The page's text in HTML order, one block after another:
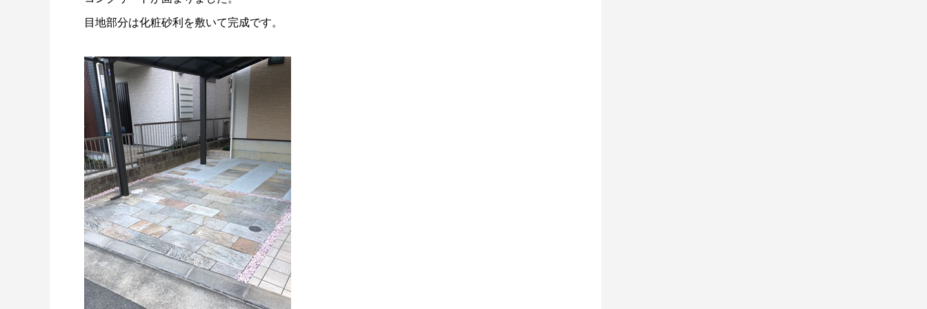
目地部分は化粧砂利を敷いて完成です。